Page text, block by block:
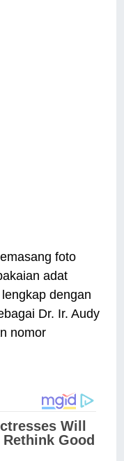
foto
adat
dengan
Dr. Ir. Audy
nomor